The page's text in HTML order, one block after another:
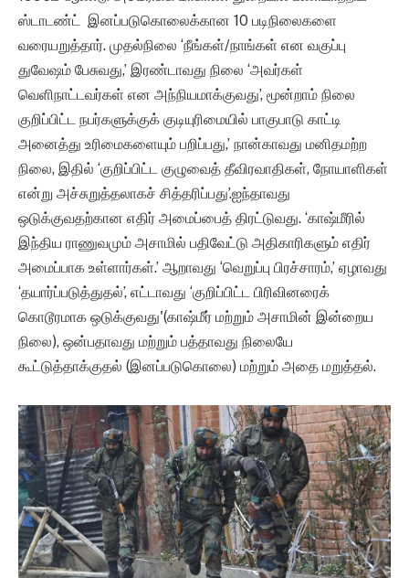
ஸ்டாடண்ட் இனப்படுகொலைக்கான 10 படிநிலைகளை
வரையறுத்தார். முதல்நிலை ‘நீங்கள்/நாங்கள் என வகுப்பு
துவேஷம் பேசுவது,’ இரண்டாவது நிலை ‘அவர்கள்
வெளிநாட்டவர்கள் என அந்நியமாக்குவது’, மூன்றாம் நிலை
குறிப்பிட்ட நபர்களுக்குக் குடியுரிமையில் பாகுபாடு காட்டி
அனைத்து உரிமைகளையும் பறிப்பது,’ நான்காவது மனிதமற்ற
நிலை, இதில் ‘குறிப்பிட்ட குழுவைத் தீவிரவாதிகள், நோயாளிகள்
என்று அச்சுறுத்தலாகச் சித்தரிப்பது’.ஐந்தாவது
ஒடுக்குவதற்கான எதிர் அமைப்பைத் திரட்டுவது. ‘காஷ்மீரில்
இந்திய ராணுவமும் அசாமில் பதிவேட்டு அதிகாரிகளும் எதிர்
அமைப்பாக உள்ளார்கள்.’ ஆறாவது ‘வெறுப்பு பிரச்சாரம்,’ ஏழாவது
‘தயார்ப்படுத்துதல்’, எட்டாவது ‘குறிப்பிட்ட பிரிவினரைக்
கொடூரமாக ஒடுக்குவது'(காஷ்மீர் மற்றும் அசாமின் இன்றைய
நிலை), ஒன்பதாவது மற்றும் பத்தாவது நிலையே
கூட்டுத்தாக்குதல் (இனப்படுகொலை) மற்றும் அதை மறுத்தல்.